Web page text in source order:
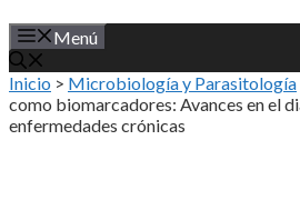
Menú
Inicio > Microbiología y Parasitología
como biomarcadores: Avances en el
enfermedades crónicas